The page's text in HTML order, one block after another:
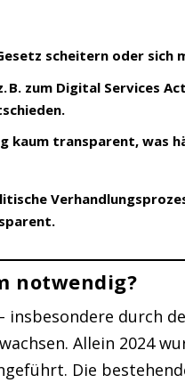
scheitern oder sich
B. zum Digital Services
kaum transparent, was
notwendig?
durch
Allein 2024
Die